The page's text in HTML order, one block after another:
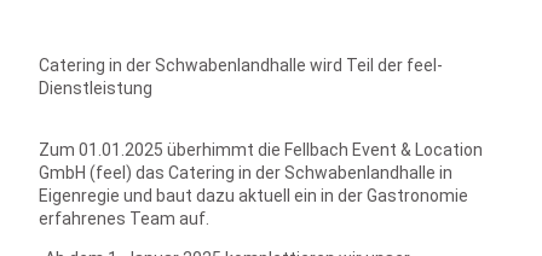
Catering in der Schwabenlandhalle wird Teil der feel-
Dienstleistung
Zum 01.01.2025 überhimmt die Fellbach Event & Location
GmbH (feel) das Catering in der Schwabenlandhalle in
Eigenregie und baut dazu aktuell ein in der Gastronomie
erfahrenes Team auf.